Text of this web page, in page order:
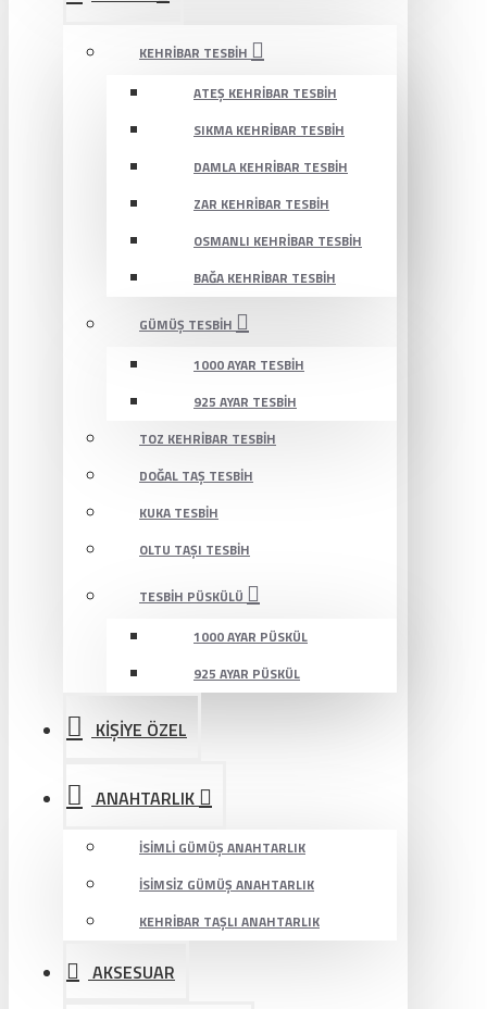
KEHRIBAR TESBIH
ATEŞ KEHRIBAR TESBIH
SIKMA KEHRIBAR TESBIH
DAMLA KEHRIBAR TESBIH
ZAR KEHRIBAR TESBIH
OSMANLI KEHRIBAR TESBIH
BAĞA KEHRIBAR TESBIH
GÜMÜŞ TESBIH
1000 AYAR TESBIH
925 AYAR TESBIH
TOZ KEHRIBAR TESBIH
DOĞAL TAŞ TESBIH
KUKA TESBIH
OLTU TAŞI TESBIH
TESBIH PÜSKÜLÜ
1000 AYAR PÜSKÜL
925 AYAR PÜSKÜL
KİŞİYE ÖZEL
ANAHTARLIK
İSIMLI GÜMÜŞ ANAHTARLIK
İSIMSIZ GÜMÜŞ ANAHTARLIK
KEHRIBAR TAŞLI ANAHTARLIK
AKSESUAR